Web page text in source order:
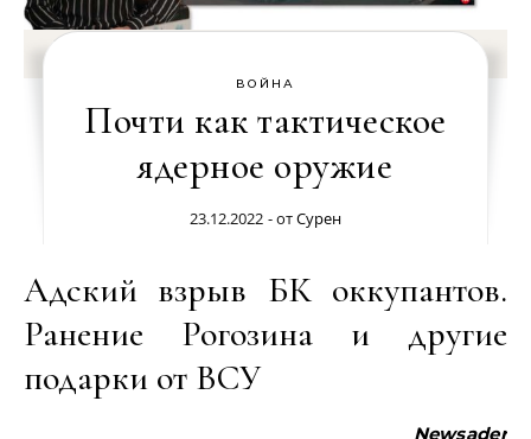
ВОЙНА
Почти как тактическое
ядерное оружие
23.12.2022 - отСурен
Адский взрыв БК оккупантов.
Ранение Рогозина и другие
подарки от ВСУ
Newsader